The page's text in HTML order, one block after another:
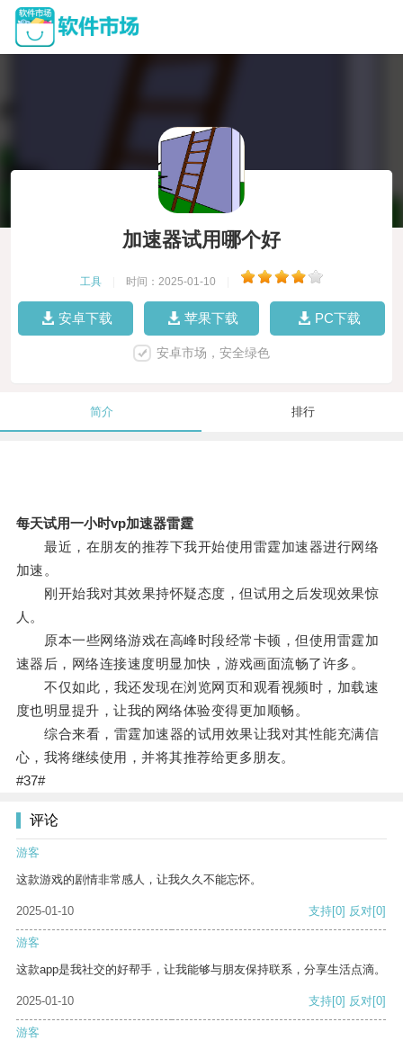
加速器试用哪个好
工具 时间：2025-01-10
安卓下载 苹果下载 PC下载
安卓市场，安全绿色
简介 排行
每天试用一小时vp加速器雷霆
最近，在朋友的推荐下我开始使用雷霆加速器进行网络
加速。
刚开始我对其效果持怀疑态度，但试用之后发现效果惊
人。
原本一些网络游戏在高峰时段经常卡顿，但使用雷霆加
速器后，网络连接速度明显加快，游戏画面流畅了许多。
不仅如此，我还发现在浏览网页和观看视频时，加载速
度也明显提升，让我的网络体验变得更加顺畅。
综合来看，雷霆加速器的试用效果让我对其性能充满信
心，我将继续使用，并将其推荐给更多朋友。
#37#
评论
游客
这款游戏的剧情非常感人，让我久久不能忘怀。
2025-01-10 支持[0] 反对[0]
游客
这款app是我社交的好帮手，让我能够与朋友保持联系，分享生活点滴。
2025-01-10 支持[0] 反对[0]
游客